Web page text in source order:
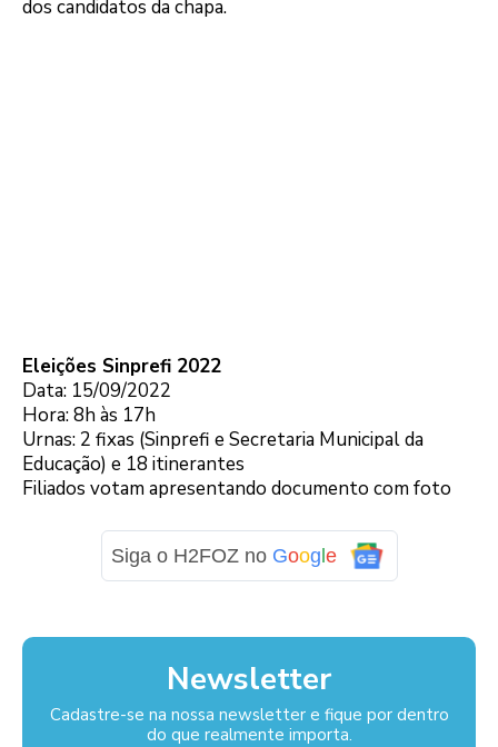
dos candidatos da chapa.
Eleições Sinprefi 2022
Data: 15/09/2022
Hora: 8h às 17h
Urnas: 2 fixas (Sinprefi e Secretaria Municipal da
Educação) e 18 itinerantes
Filiados votam apresentando documento com foto
Siga o H2FOZ no Google
Newsletter
Cadastre-se na nossa newsletter e fique por dentro
do que realmente importa.